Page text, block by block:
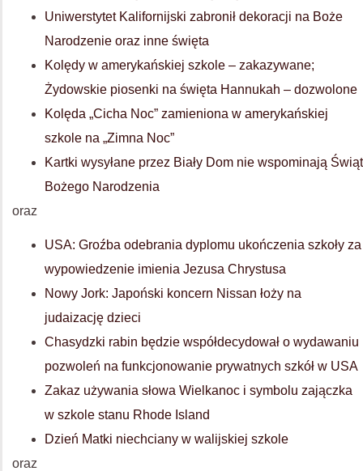
Uniwerstytet Kalifornijski zabronił dekoracji na Boże
Narodzenie oraz inne święta
Kolędy w amerykańskiej szkole – zakazywane;
Żydowskie piosenki na święta Hannukah – dozwolone
Kolęda „Cicha Noc” zamieniona w amerykańskiej
szkole na „Zimna Noc”
Kartki wysyłane przez Biały Dom nie wspominają Świąt
Bożego Narodzenia
oraz
USA: Groźba odebrania dyplomu ukończenia szkoły za
wypowiedzenie imienia Jezusa Chrystusa
Nowy Jork: Japoński koncern Nissan łoży na
judaizację dzieci
Chasydzki rabin będzie współdecydował o wydawaniu
pozwoleń na funkcjonowanie prywatnych szkół w USA
Zakaz używania słowa Wielkanoc i symbolu zajączka
w szkole stanu Rhode Island
Dzień Matki niechciany w walijskiej szkole
oraz